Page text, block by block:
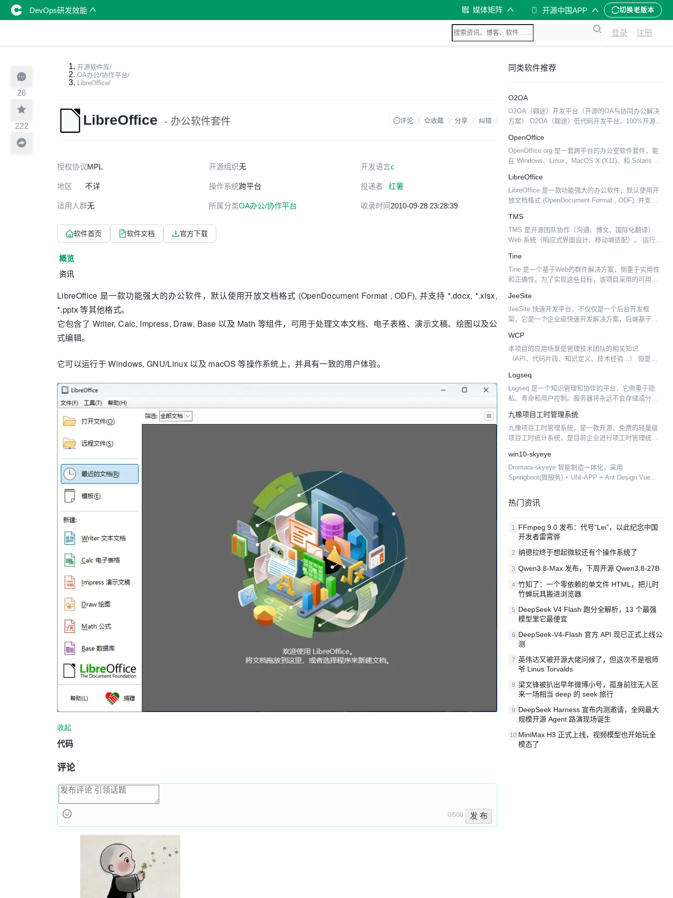
DevOps研发效能 媒体矩阵 开源中国APP 切换老版本
登录 注册
26
222
开源软件库/
OA办公/协作平台/
LibreOffice/
LibreOffice - 办公软件套件 评论 收藏 分享 纠错
授权协议MPL 开源组织无 开发语言c
地区 不详 操作系统跨平台 投递者 红薯
适用人群无 所属分类OA办公/协作平台 收录时间2010-09-28 23:28:39
软件首页 软件文档 官方下载
概览
资讯
LibreOffice 是一款功能强大的办公软件，默认使用开放文档格式 (OpenDocument Format , ODF), 并支持 *.docx, *.xlsx,
*.pptx 等其他格式。
它包含了 Writer, Calc, Impress, Draw, Base 以及 Math 等组件，可用于处理文本文档、电子表格、演示文稿、绘图以及公
式编辑。
它可以运行于 Windows, GNU/Linux 以及 macOS 等操作系统上，并具有一致的用户体验。
收起
代码
评论
0/500 发 布
同类软件推荐
O2OA
O2OA（翱途）开发平台（开源的OA与协同办公解决
方案） O2OA（翱途）低代码开发平台，100%开源企
定制能力。平台基于JavaEE分布式架构，具备流...
OpenOffice
OpenOffice.org 是一套跨平台的办公室软件套件，能
在 Windows、Linux、MacOS X (X11)、和 Solaris 等
容。Ope...
LibreOffice
LibreOffice 是一款功能强大的办公软件，默认使用开
放文档格式 (OpenDocument Format , ODF), 并支持
TMS
TMS 是开源团队协作（沟通、博文、国际化翻译）
Web 系统（响应式界面设计、移动端适配）。 运行效
移动端响应式设计 具有以下功能： 团队协...
Tine
Tine 是一个基于Web的群件解决方案，侧重于实用性
和正确性。为了实现这些目标，该项目采用的可用性
持联系人，任务，客户关系管理，网络电话集成，...
JeeSite
JeeSite 快速开发平台，不仅仅是一个后台开发框
架，它是一个企业级快速开发解决方案，后端基于经
Beetl、Bootstrap、...
WCP
本项目的应用场景是管理技术团队的相关知识
（API、代码片段、知识定义、技术经验...） 但是其
版先试一试。其实这就是一个 知识库、知识管理系
统、以及若干基...
Logseq
Logseq 是一个知识管理和协作的平台，它侧重于隐
私、寿命和用户控制。服务器将永远不会存储或分析
模式。没有数据锁定、没有专有格式，...
九橡项目工时管理系统
九橡项目工时管理系统，是一款开源、免费的轻量级
项目工时统计系统，是目前企业进行项工时管理统计
时上报的方式，实现工时统计、成本核算，是一款让
企业省心、领导...
win10-skyeye
Dromara-skyeye 智能制造一体化，采用
Springboot(微服务) + UNI-APP + Ant Design Vue的
PM、ERP、...
热门资讯
1 FFmpeg 9.0 发布：代号“Lei”，以此纪念中国
开发者雷霄骅
2 纳德拉终于想起微软还有个操作系统了
3 Qwen3.8-Max 发布，下周开源 Qwen3.8-27B
4 竹知了：一个零依赖的单文件 HTML，把儿时
竹蝉玩具搬进浏览器
5 DeepSeek V4 Flash 跑分全解析，13 个最强
模型里它最便宜
6 DeepSeek-V4-Flash 官方 API 现已正式上线公
测
7 英伟达又被开源大佬问候了，但这次不是祖师
爷 Linus Torvalds
8 梁文锋被扒出早年微博小号，孤身前往无人区
来一场相当 deep 的 seek 旅行
9 DeepSeek Harness 宣布内测邀请，全网最大
规模开源 Agent 路演现场诞生
10 MiniMax H3 正式上线，视频模型也开始玩全
模态了